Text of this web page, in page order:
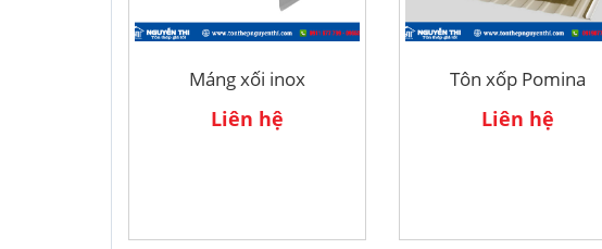
Máng xối inox
Liên hệ
Tôn xốp Pomina
Liên hệ
TÔN CÁCH NHIỆT ĐÔNG Á 9 SÓNG